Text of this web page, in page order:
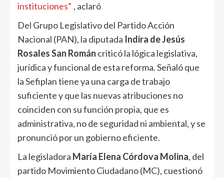
instituciones” , aclaró
Del Grupo Legislativo del Partido Acción
Nacional (PAN), la diputada Indira de Jesús
Rosales San Román criticó la lógica legislativa,
jurídica y funcional de esta reforma. Señaló que
la Sefiplan tiene ya una carga de trabajo
suficiente y que las nuevas atribuciones no
coinciden con su función propia, que es
administrativa, no de seguridad ni ambiental, y se
pronunció por un gobierno eficiente.
La legisladora María Elena Córdova Molina, del
partido Movimiento Ciudadano (MC), cuestionó